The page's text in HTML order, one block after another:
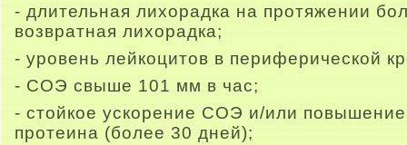
- длительная лихорадка на протяжении
возвратная лихорадка;
- уровень лейкоцитов в периферической
- СОЭ свыше 101 мм в час;
- стойкое ускорение СОЭ и/или повышение
протеина (более 30 дней);